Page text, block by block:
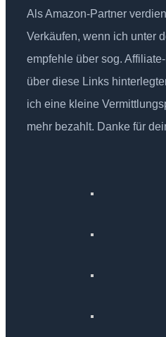
Als Amazon-Partner
Verkäufen, wenn ich unter
empfehle über sog.
über diese Links
ich eine kleine
mehr bezahlt. Danke für